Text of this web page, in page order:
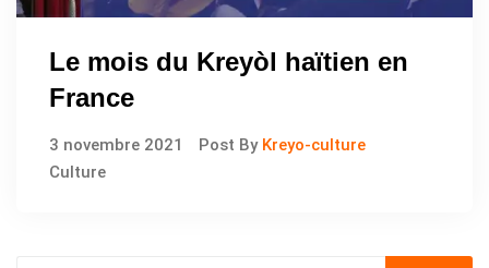
Le mois du Kreyòl haïtien en
France
3 novembre 2021 Post By Kreyo-culture
Culture